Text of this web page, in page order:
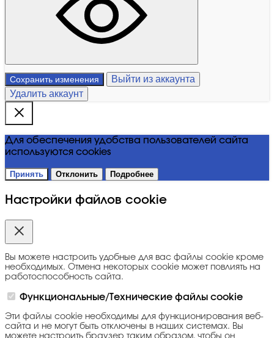
Сохранить изменения
Выйти из аккаунта
Удалить аккаунт
Для обеспечения удобства пользователей сайта
используются cookies
Принять Отклонить Подробнее
Настройки файлов cookie
Вы можете настроить удобные для вас файлы cookie кроме
необходимых. Отмена некоторых cookie может повлиять на
работоспособность сайта.
Функциональные/Технические файлы cookie
Эти файлы cookie необходимы для функционирования веб-
сайта и не могут быть отключены в наших системах. Вы